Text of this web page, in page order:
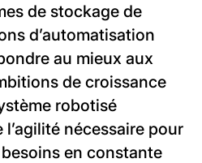
de stockage de
d’automatisation
au mieux aux
de croissance
robotisé
nécessaire pour
en constante